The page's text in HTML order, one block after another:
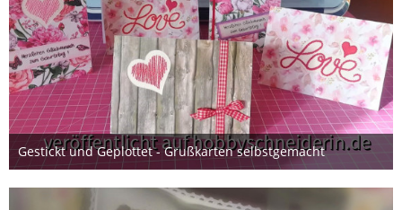
Gestickt und Geplottet - Grußkarten selbstgemacht
19. Januar 2020